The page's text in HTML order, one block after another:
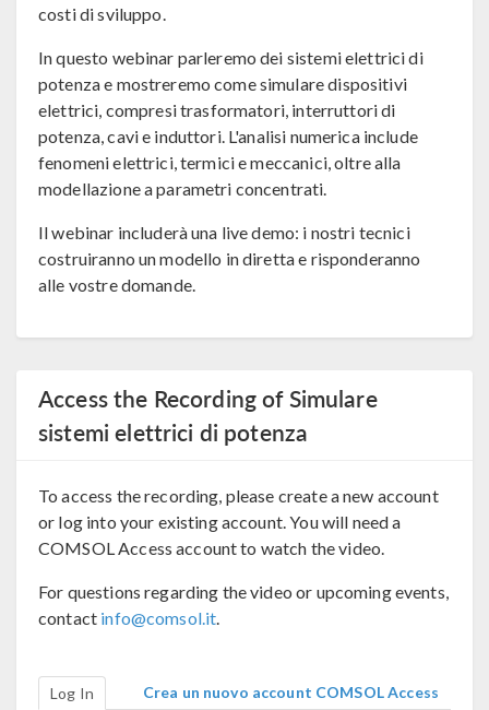
costi di sviluppo.
In questo webinar parleremo dei sistemi elettrici di
potenza e mostreremo come simulare dispositivi
elettrici, compresi trasformatori, interruttori di
potenza, cavi e induttori. L'analisi numerica include
fenomeni elettrici, termici e meccanici, oltre alla
modellazione a parametri concentrati.
Il webinar includerà una live demo: i nostri tecnici
costruiranno un modello in diretta e risponderanno
alle vostre domande.
Access the Recording of Simulare
sistemi elettrici di potenza
To access the recording, please create a new account
or log into your existing account. You will need a
COMSOL Access account to watch the video.
For questions regarding the video or upcoming events,
contact info@comsol.it.
Log In Crea un nuovo account COMSOL Access